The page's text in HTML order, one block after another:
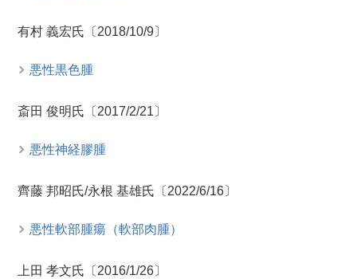
有村 義宏氏〔2018/10/9〕
悪性黒色腫
斎田 俊明氏〔2017/2/21〕
悪性神経膠腫
齊藤 邦昭氏/永根 基雄氏〔2022/6/16〕
悪性軟部腫瘍（軟部肉腫）
上田 孝文氏〔2016/1/26〕